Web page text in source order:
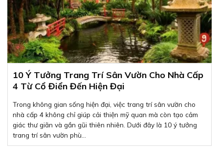
10 Ý Tưởng Trang Trí Sân Vườn Cho Nhà Cấp
4 Từ Cổ Điển Đến Hiện Đại
Trong không gian sống hiện đại, việc trang trí sân vườn cho
nhà cấp 4 không chỉ giúp cải thiện mỹ quan mà còn tạo cảm
giác thư giãn và gần gũi thiên nhiên. Dưới đây là 10 ý tưởng
trang trí sân vườn phù...